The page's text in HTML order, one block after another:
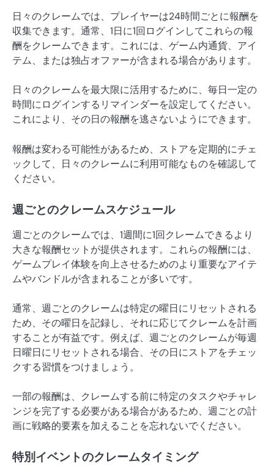
日々のクレームでは、プレイヤーは24時間ごとに報酬を
収集できます。通常、1日に1回ログインしてこれらの報
酬をクレームできます。これには、ゲーム内通貨、アイ
テム、または独占オファーが含まれる場合があります。
日々のクレームを最大限に活用するために、毎日一定の
時間にログインするリマインダーを設定してください。
これにより、その日の報酬を逃さないようにできます。
報酬は変わる可能性があるため、ストアを定期的にチェ
ックして、日々のクレームに利用可能なものを確認して
ください。
週ごとのクレームスケジュール
週ごとのクレームでは、1週間に1回クレームできるより
大きな報酬セットが提供されます。これらの報酬には、
ゲームプレイ体験を向上させるためのより重要なアイテ
ムやバンドルが含まれることが多いです。
通常、週ごとのクレームは特定の曜日にリセットされる
ため、その曜日を記録し、それに応じてクレームを計画
することが有益です。例えば、週ごとのクレームが毎週
日曜日にリセットされる場合、その日にストアをチェッ
クする習慣をつけましょう。
一部の報酬は、クレームする前に特定のタスクやチャレ
ンジを完了する必要がある場合があるため、週ごとの計
画に戦略的要素を加えることを忘れないでください。
特別イベントのクレームタイミング